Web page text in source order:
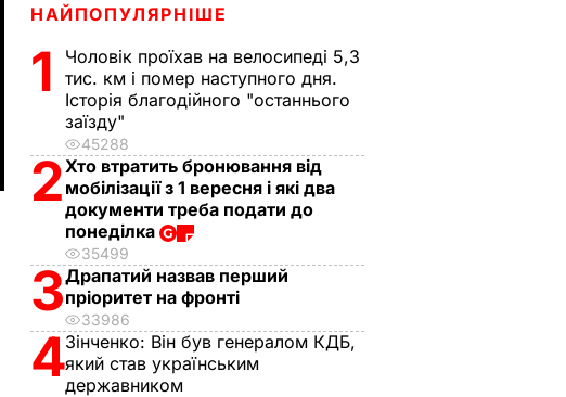
НАЙПОПУЛЯРНІШЕ
1
Чоловік проїхав на велосипеді 5,3
тис. км і помер наступного дня.
Історія благодійного "останнього
заїзду"
45288
2Хто втратить бронювання від
мобілізації з 1 вересня і які два
документи треба подати до
понеділка
35499
3Драпатий назвав перший
пріоритет на фронті
33986
4Зінченко: Він був генералом КДБ,
який став українським
державником